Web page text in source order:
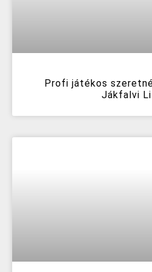
Profi játékos
Jákfalvi